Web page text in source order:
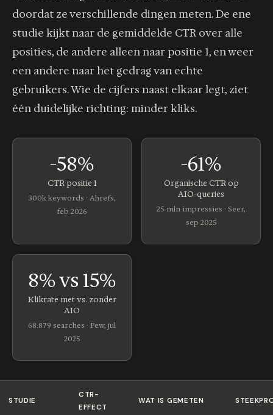
doordat ze verschillende dingen meten. De ene
studie kijkt naar de gemiddelde CTR over alle
posities, de andere alleen naar positie 1, en weer
een andere naar het gedrag van echte
gebruikers. Wie de cijfers naast elkaar legt, ziet
één duidelijke richting: minder kliks.
-58%
CTR positie 1
300k keywords · Ahrefs,
feb 2026
-61%
Organische CTR op
AIO-queries
25 mln impressies · Seer,
sep 2025
8% vs 15%
Klikrate met vs. zonder
AIO
68.879 searches · Pew, jul
2025
STUDIE
CTR-
EFFECT
WAT IS GEMETEN